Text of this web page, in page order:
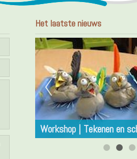
Het laatste nieuws
Workshop | Tekenen en